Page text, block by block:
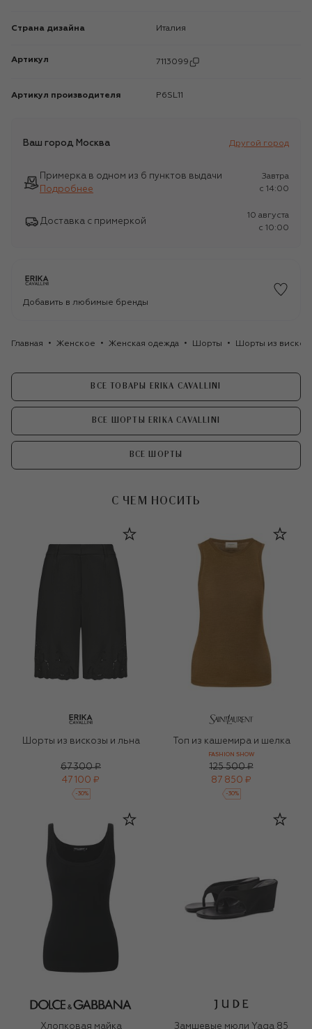
Страна дизайна Италия
Артикул 7113099
Артикул производителя P6SL11
Ваш город Москва Другой город
Примерка в одном из 6 пунктов выдачи
Подробнее
Завтра
c 14:00
Доставка с примеркой
10 августа
c 10:00
Добавить в любимые бренды
Главная Женское Женская одежда Шорты Шорты из
ВСЕ ТОВАРЫ ERIKA CAVALLINI
ВСЕ ШОРТЫ ERIKA CAVALLINI
ВСЕ ШОРТЫ
С ЧЕМ НОСИТЬ
Шорты из вискозы и льна
67 300 ₽
47 100 ₽
-30%
Топ из кашемира и шелка
FASHION SHOW
125 500 ₽
87 850 ₽
-30%
Хлопковая майка Замшевые мюли Yaga 85